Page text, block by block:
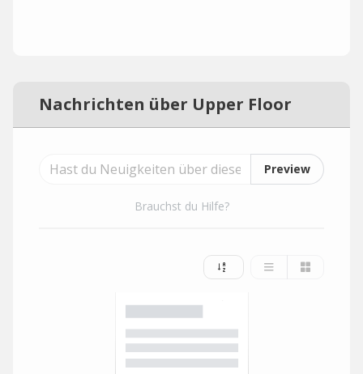
Nachrichten über Upper Floor
Preview
Brauchst du Hilfe?